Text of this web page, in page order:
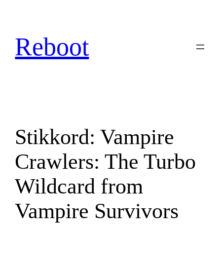
innhold
Reboot
Stikkord:Vampire
Crawlers: The Turbo
Wildcard from
Vampire Survivors